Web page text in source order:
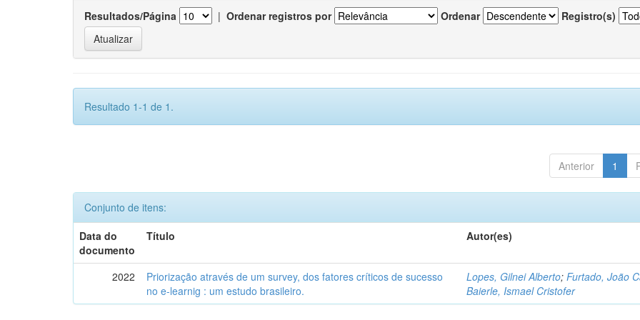
Resultados/Página | Ordenar registros por Ordenar Registro(s)
Resultado 1-1 de 1.
Anterior 1
Conjunto de itens:
Data do
documento
Título Autor(es)
2022
Priorização através de um survey, dos fatores críticos de sucesso
no e-learnig : um estudo brasileiro.
Lopes, Gilnei Alberto;Furtado, João
Baierle, Ismael Cristofer